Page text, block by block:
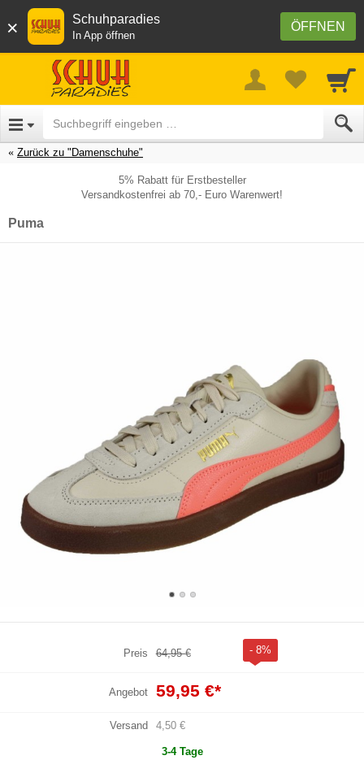
× ÖFFNEN
Schuhparadies
In App öffnen
Zurück zu "Damenschuhe"
5% Rabatt für Erstbesteller
Versandkostenfrei ab 70,- Euro Warenwert!
Puma
Preis 64,95 € - 8%
Angebot 59,95 €*
Versand 4,50 €
3-4 Tage